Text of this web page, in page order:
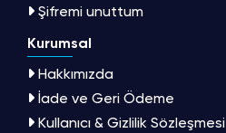
Şifremi unuttum
Kurumsal
Hakkımızda
İade ve Geri Ödeme
Kullanıcı & Gizlilik Sözleşmesi